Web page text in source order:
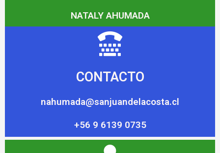
NATALY AHUMADA
CONTACTO
nahumada@sanjuandelacosta.cl
+56 9 6139 0735